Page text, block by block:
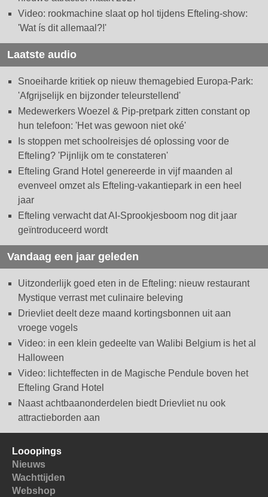
Video: rookmachine slaat op hol tijdens Efteling-show:
'Wat ís dit allemaal?!'
Laatste audio
Snoeiharde kritiek op nieuw themagebied Europa-Park:
'Afgrijselijk en bijzonder teleurstellend'
Medewerkers Woezel & Pip-pretpark zitten constant op
hun telefoon: 'Het was gewoon niet oké'
Is stoppen met schoolreisjes dé oplossing voor de
Efteling? 'Pijnlijk om te constateren'
Efteling Grand Hotel genereerde in vijf maanden al
evenveel omzet als Efteling-vakantiepark in een heel
jaar
Efteling verwacht dat AI-Sprookjesboom nog dit jaar
geïntroduceerd wordt
Vandaag een jaar geleden
Uitzonderlijk goed eten in de Efteling: nieuw restaurant
Mystique verrast met culinaire beleving
Drievliet deelt deze maand kortingsbonnen uit aan
vroege vogels
Video: in een klein gedeelte van Walibi Belgium is het al
Halloween
Video: lichteffecten in de Magische Pendule boven het
Efteling Grand Hotel
Naast achtbaanonderdelen biedt Drievliet nu ook
attractieborden aan
Looopings
Nieuws
Wachttijden
Webshop